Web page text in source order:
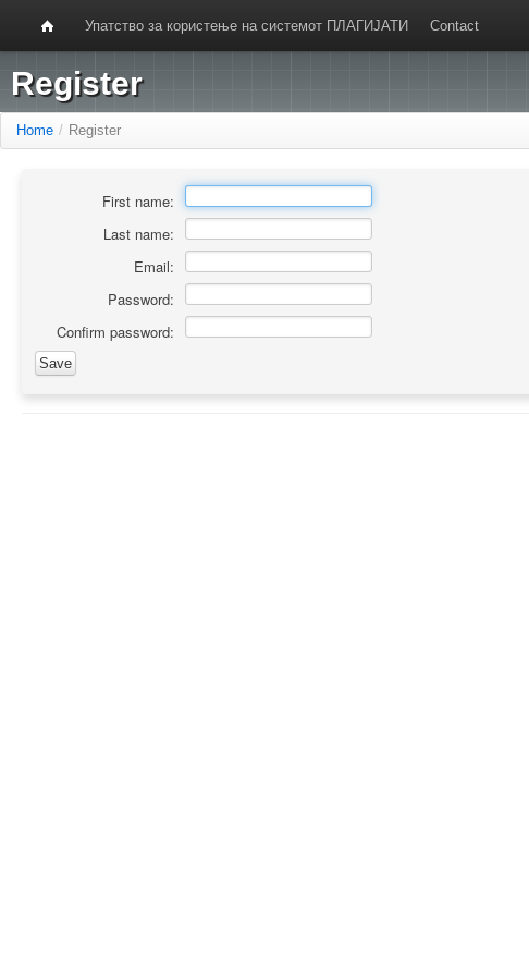
Упатство за користење на системот ПЛАГИЈАТИ Contact
Register
Home / Register
First name:
Last name:
Email:
Password:
Confirm password: